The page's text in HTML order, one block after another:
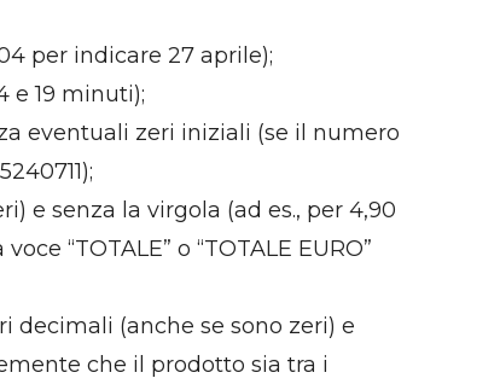
per indicare 27 aprile);
e 19 minuti);
eventuali zeri iniziali (se il numero
e senza la virgola (ad es., per 4,90
“TOTALE” o “TOTALE EURO”
decimali (anche se sono zeri) e
che il prodotto sia tra i